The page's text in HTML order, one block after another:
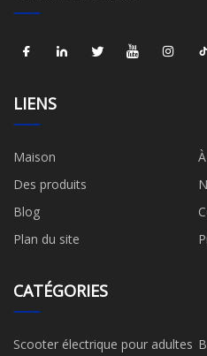
LIENS
Maison
Des produits
Blog
Plan du site
CATÉGORIES
Scooter électrique pour adultes